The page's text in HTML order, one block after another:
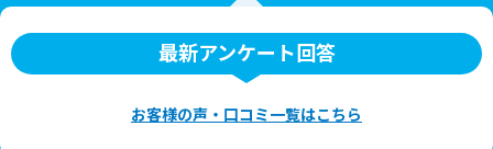
最新アンケート回答
お客様の声・口コミ一覧はこちら